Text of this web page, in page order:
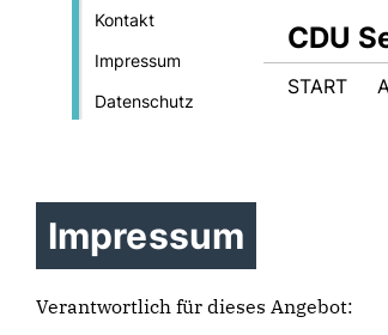
Kontakt
Impressum
Datenschutz
CDU
START
Impressum
Verantwortlich für dieses Angebot: